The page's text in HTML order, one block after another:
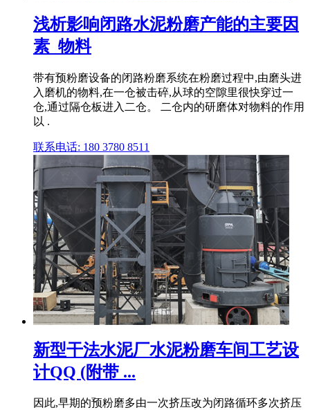
浅析影响闭路水泥粉磨产能的主要因
素_物料
带有预粉磨设备的闭路粉磨系统在粉磨过程中,由磨头进
入磨机的物料,在一仓被击碎,从球的空隙里很快穿过一
仓,通过隔仓板进入二仓。 二仓内的研磨体对物料的作用
以 .
联系电话: 180 3780 8511
新型干法水泥厂水泥粉磨车间工艺设
计QQ (附带 ...
因此,早期的预粉磨多由一次挤压改为闭路循环多次挤压